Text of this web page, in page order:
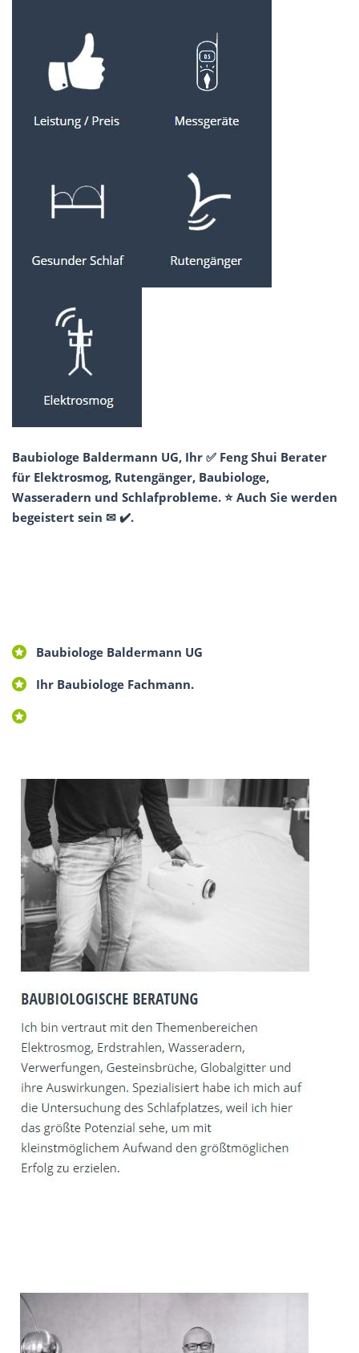
Baubiologe Baldermann UG, Ihr ✅ Feng Shui Berater
für Elektrosmog, Rutengänger, Baubiologe,
Wasseradern und Schlafprobleme. ⭐ Auch Sie werden
begeistert sein ✉ ✔️.
Baubiologe Baldermann UG
Ihr Baubiologe Fachmann.